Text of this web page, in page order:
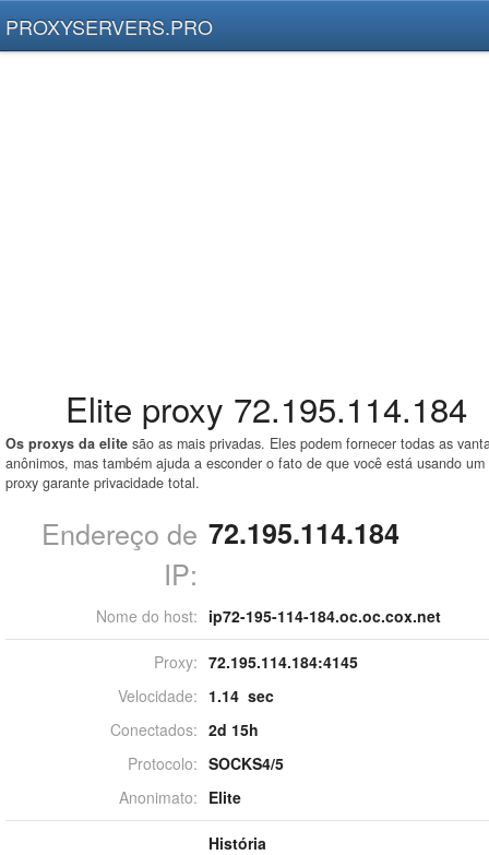
PROXYSERVERS.PRO
Elite proxy 72.195.114.184
Os proxys da elite são as mais privadas. Eles podem fornecer todas as
anônimos, mas também ajuda a esconder o fato de que você está usando
proxy garante privacidade total.
Endereço de
IP:
72.195.114.184
Nome do host: ip72-195-114-184.oc.oc.cox.net
Proxy: 72.195.114.184:4145
Velocidade: 1.14 sec
Conectados: 2d 15h
Protocolo: SOCKS4/5
Anonimato: Elite
História